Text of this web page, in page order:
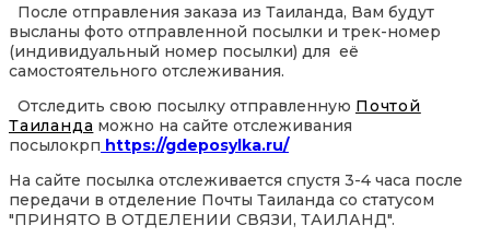
После отправления заказа из Таиланда, Вам будут
высланы фото отправленной посылки и трек-номер
(индивидуальный номер посылки) для её
самостоятельного отслеживания.
Отследить свою посылку отправленную Почтой
Таиланда можно на сайте отслеживания
посылокрп https://gdeposylka.ru/
На сайте посылка отслеживается спустя 3-4 часа после
передачи в отделение Почты Таиланда со статусом
"ПРИНЯТО В ОТДЕЛЕНИИ СВЯЗИ, ТАИЛАНД".